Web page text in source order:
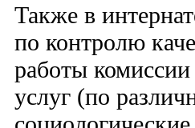
Также в
по контролю
работы комиссии
услуг (по